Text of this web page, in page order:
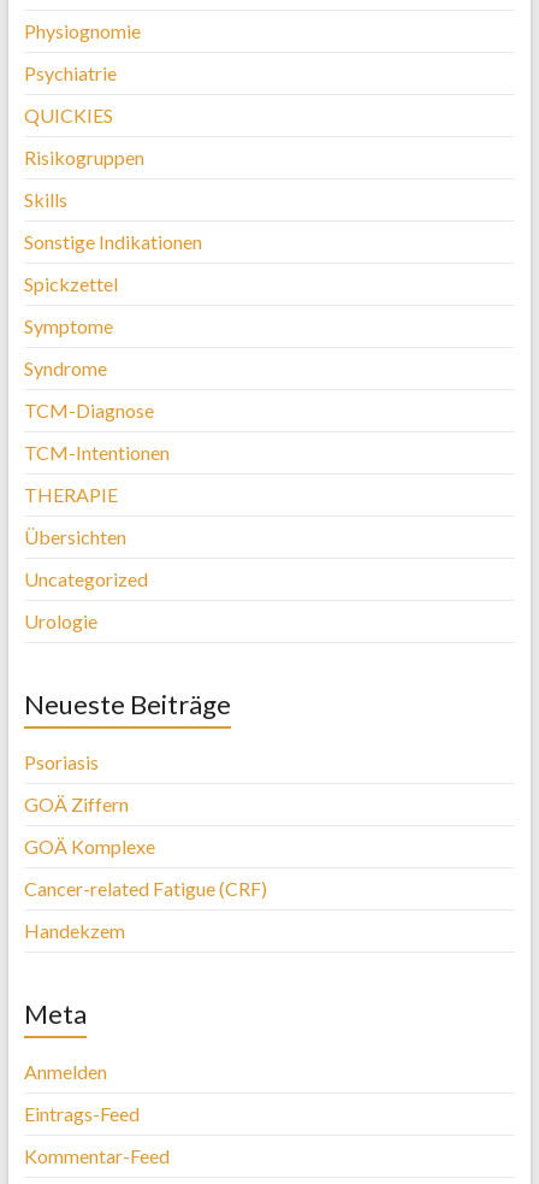
Physiognomie
Psychiatrie
QUICKIES
Risikogruppen
Skills
Sonstige Indikationen
Spickzettel
Symptome
Syndrome
TCM-Diagnose
TCM-Intentionen
THERAPIE
Übersichten
Uncategorized
Urologie
Neueste Beiträge
Psoriasis
GOÄ Ziffern
GOÄ Komplexe
Cancer-related Fatigue (CRF)
Handekzem
Meta
Anmelden
Eintrags-Feed
Kommentar-Feed